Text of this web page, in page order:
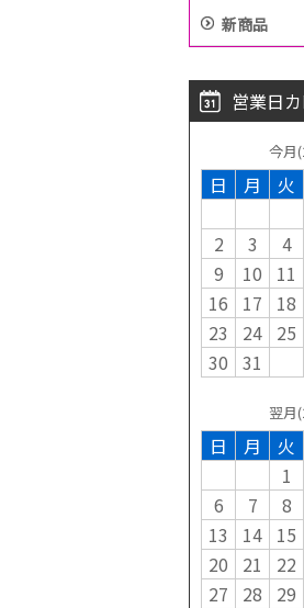
新商品
営業日
今月
日 月 火
2
3 4
9
10 11
16
17 18
23
24 25
30 31
翌月
日 月 火
1
6
7 8
13
14 15
20
21 22
27
28 29